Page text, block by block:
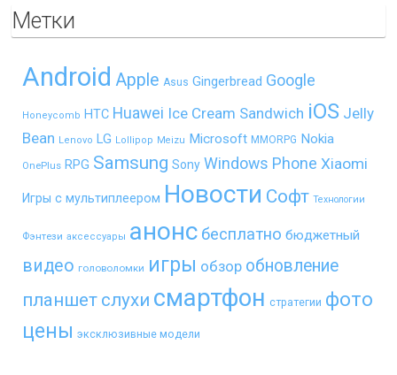
Метки
Android Apple Asus Gingerbread Google
Honeycomb HTC Huawei Ice Cream Sandwich iOS Jelly
Bean Lenovo LG Lollipop Meizu Microsoft MMORPG Nokia
OnePlus RPG Samsung Sony Windows Phone Xiaomi
Игры с мультиплеером Новости Софт Технологии
Фэнтези аксессуары анонс бесплатно бюджетный
видео головоломки игры обзор обновление
планшет слухи смартфон стратегии фото
цены эксклюзивные модели